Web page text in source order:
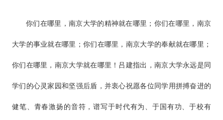
你们在哪里，南京大学的精神就在哪里；你们在哪里，南京
大学的事业就在哪里；你们在哪里，南京大学的奉献就在哪里；
你们在哪里，南京大学就在哪里！吕建指出，南京大学永远是同
学们的心灵家园和坚强后盾，并衷心祝愿各位同学用拼搏奋进的
健笔、青春激扬的音符，谱写于时代有为、于国有功、于校有